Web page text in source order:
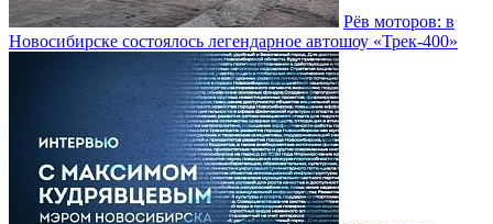
Рёв моторов: в
Новосибирске состоялось легендарное автошоу «Трек-400»